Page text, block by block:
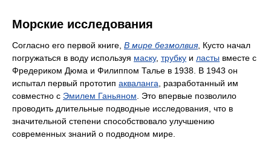
Морские исследования
Согласно его первой книге, В мире безмолвия, Кусто начал
погружаться в воду используя маску, трубку и ласты вместе с
Фредериком Дюма и Филиппом Талье в 1938. В 1943 он
испытал первый прототип акваланга , разработанный им
совместно с Эмилем Ганьяном . Это впервые позволило
проводить длительные подводные исследования, что в
значительной степени способствовало улучшению
современных знаний о подводном мире.